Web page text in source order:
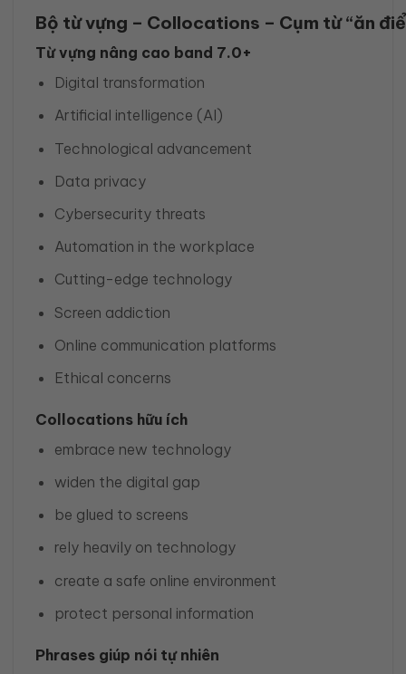
Bộ từ vựng – Collocations – Cụm từ “ăn
Từ vựng nâng cao band 7.0+
Digital transformation
Artificial intelligence (AI)
Technological advancement
Data privacy
Cybersecurity threats
Automation in the workplace
Cutting-edge technology
Screen addiction
Online communication platforms
Ethical concerns
Collocations hữu ích
embrace new technology
widen the digital gap
be glued to screens
rely heavily on technology
create a safe online environment
protect personal information
Phrases giúp nói tự nhiên